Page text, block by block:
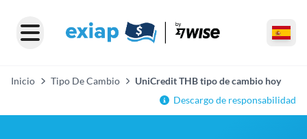
Inicio Tipo De Cambio
UniCredit THB tipo de cambio hoy
Descargo de responsabilidad